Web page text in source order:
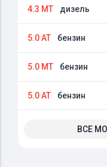
4.3 MT дизель
5.0 AT бензин
5.0 MT бензин
5.0 AT бензин
ВСЕ